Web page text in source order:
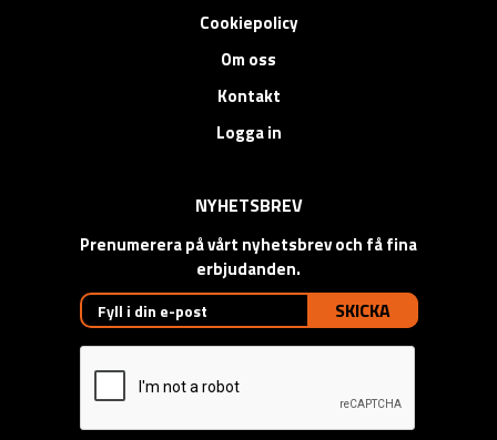
Cookiepolicy
Om oss
Kontakt
Logga in
NYHETSBREV
Prenumerera på vårt nyhetsbrev och få fina
erbjudanden.
SKICKA